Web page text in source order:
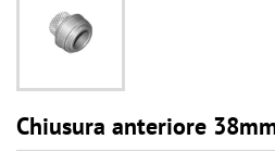
Chiusura anteriore